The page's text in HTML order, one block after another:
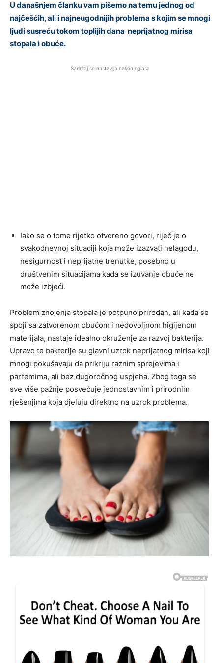
U današnjem članku vam pišemo na temu jednog od
najčešćih, ali i najneugodnijih problema s kojim se mnogi
ljudi susreću tokom toplijih dana neprijatnog mirisa
stopala i obuće.
Sadržaj se nastavlja nakon oglasa
Iako se o tome rijetko otvoreno govori, riječ je o
svakodnevnoj situaciji koja može izazvati nelagodu,
nesigurnost i neprijatne trenutke, posebno u
društvenim situacijama kada se izuvanje obuće ne
može izbjeći.
Problem znojenja stopala je potpuno prirodan, ali kada se
spoji sa zatvorenom obućom i nedovoljnom higijenom
materijala, nastaje idealno okruženje za razvoj bakterija.
Upravo te bakterije su glavni uzrok neprijatnog mirisa koji
mnogi pokušavaju da prikriju raznim sprejevima i
parfemima, ali bez dugoročnog uspjeha. Zbog toga se
sve više pažnje posvećuje jednostavnim i prirodnim
rješenjima koja djeluju direktno na uzrok problema.